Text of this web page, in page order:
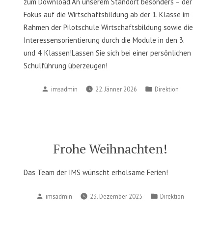
Fokus auf die Wirtschaftsbildung ab der 1. Klasse im
Rahmen der Pilotschule Wirtschaftsbildung sowie die
Interessensorientierung durch die Module in den 3.
und 4. Klassen!Lassen Sie sich bei einer persönlichen
Schulführung überzeugen!
Posted
imsadmin 22. Jänner 2026
Posted
Direktion
Frohe Weihnachten!
Das Team der IMS wünscht erholsame Ferien!
Posted
imsadmin 23. Dezember 2025
Posted
Direktion